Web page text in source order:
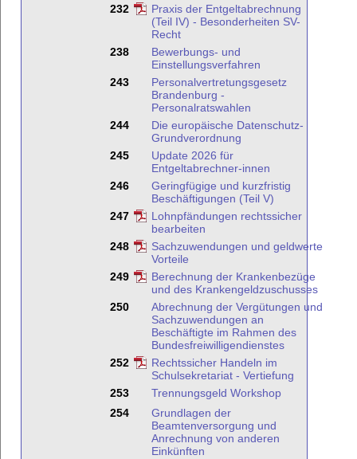
232
Praxis der Entgeltabrechnung
(Teil IV) - Besonderheiten SV-
Recht
238
Bewerbungs- und
Einstellungsverfahren
243
Personalvertretungsgesetz
Brandenburg -
Personalratswahlen
244
Die europäische Datenschutz-
Grundverordnung
245
Update 2026 für
Entgeltabrechner-innen
246
Geringfügige und kurzfristig
Beschäftigungen (Teil V)
247
Lohnpfändungen rechtssicher
bearbeiten
248
Sachzuwendungen und geldwerte
Vorteile
249
Berechnung der Krankenbezüge
und des Krankengeldzuschusses
250
Abrechnung der Vergütungen und
Sachzuwendungen an
Beschäftigte im Rahmen des
Bundesfreiwilligendienstes
252
Rechtssicher Handeln im
Schulsekretariat - Vertiefung
253
Trennungsgeld Workshop
254
Grundlagen der
Beamtenversorgung und
Anrechnung von anderen
Einkünften